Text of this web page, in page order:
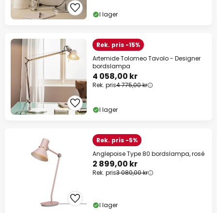
I lager
Rek. pris -15%
Artemide Tolomeo Tavolo - Designer
bordslampa
4 058,00 kr
Rek. pris4 775,00 kr
I lager
Rek. pris -5%
Anglepoise Type 80 bordslampa, rosé
2 899,00 kr
Rek. pris3 080,00 kr
I lager